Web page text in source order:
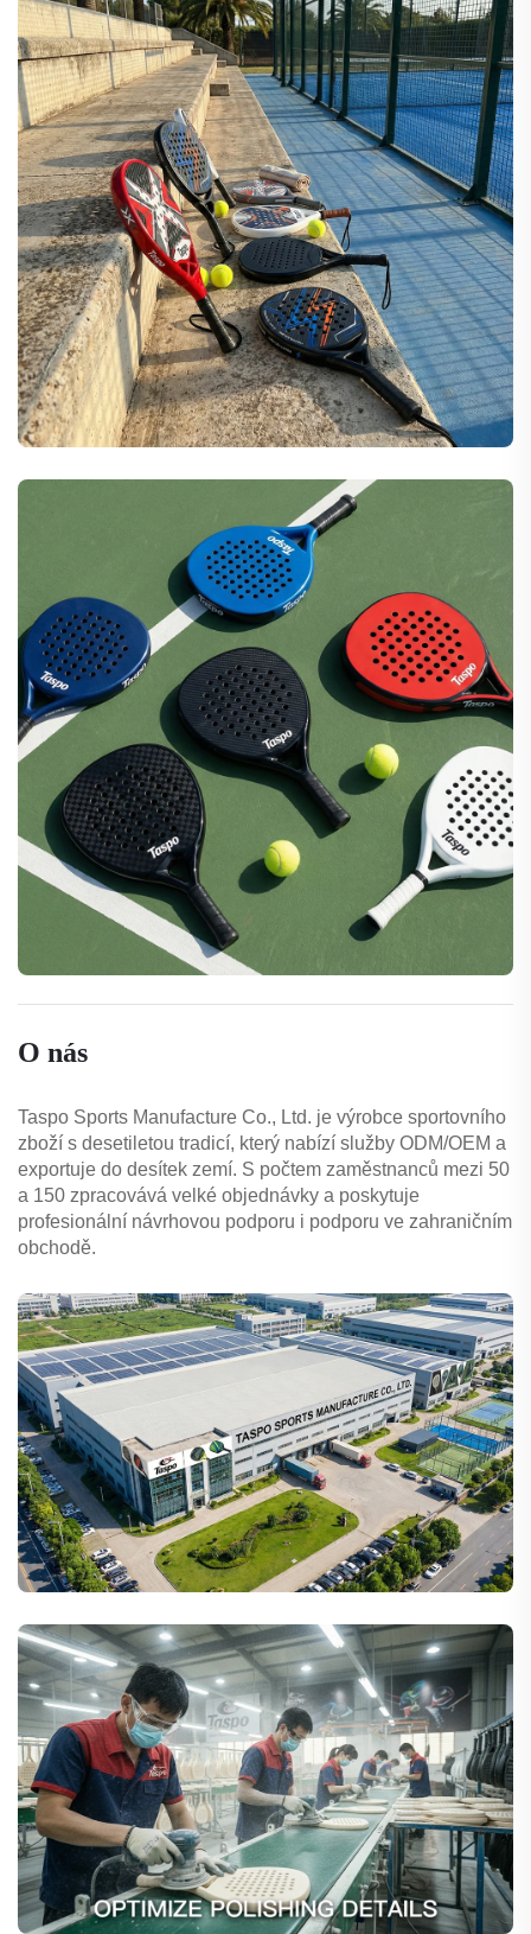
O nás
Taspo Sports Manufacture Co., Ltd. je výrobce sportovního
zboží s desetiletou tradicí, který nabízí služby ODM/OEM a
exportuje do desítek zemí. S počtem zaměstnanců mezi 50
a 150 zpracovává velké objednávky a poskytuje
profesionální návrhovou podporu i podporu ve zahraničním
obchodě.